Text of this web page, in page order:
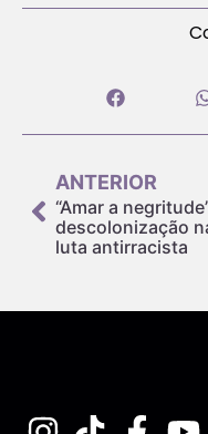
ANTERIOR
“Amar a
descolonização
luta antirracista